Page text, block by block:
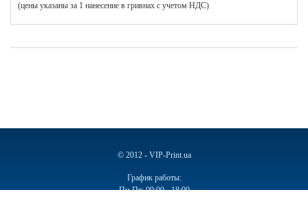
(цены указаны за 1 нанесение в гривнах с учетом НДС)
© 2012 - VIP-Print.ua
График работы:
Пн-Пт: 09:00 - 18:00